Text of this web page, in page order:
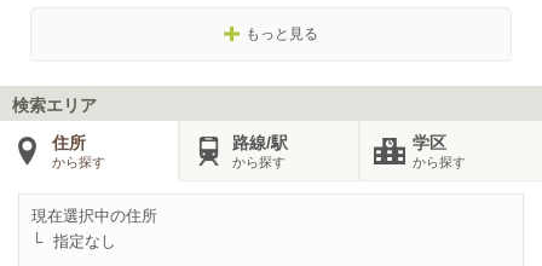
もっと見る
検索エリア
住所
から探す
路線/駅
から探す
学区
から探す
現在選択中の住所
指定なし